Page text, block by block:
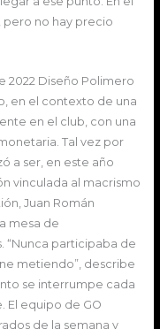
no hay precio
2022 Diseño Polimero
en el contexto de una
en el club, con una
Tal vez por
a ser, en este año
vinculada al macrismo
Juan Román
mesa de
“Nunca participaba de
metiendo”, describe
se interrumpe cada
El equipo de GO
de la semana y